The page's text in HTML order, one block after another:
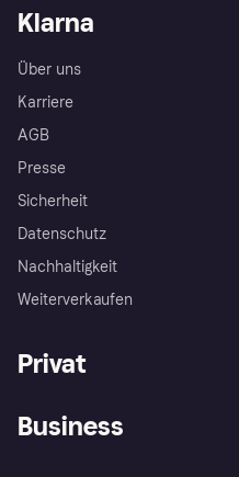
Klarna
Über uns
Karriere
AGB
Presse
Sicherheit
Datenschutz
Nachhaltigkeit
Weiterverkaufen
Privat
Business